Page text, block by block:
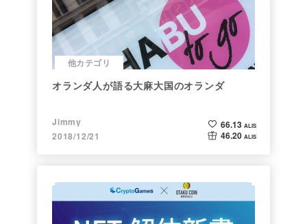
他カテゴリ
オランダ人が語る大麻大国のオランダ
Jimmy
2018/12/21
66.13 ALIS
46.20 ALIS